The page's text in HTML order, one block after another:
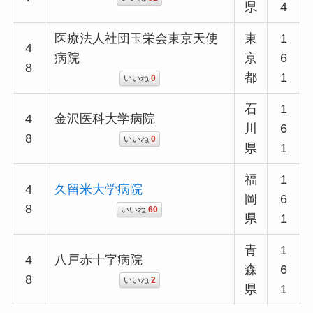
県 4
4
8
医療法人社団玉栄会東京天使
病院
いいね 0
東
京
都
1
6
1
4
8
金沢医科大学病院
いいね 0
石
川
県
1
6
1
4
8
久留米大学病院
いいね60
福
岡
県
1
6
1
4
8
八戸赤十字病院
いいね 2
青
森
県
1
6
1